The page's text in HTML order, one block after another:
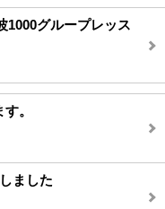
1000グループレッス
。
ました